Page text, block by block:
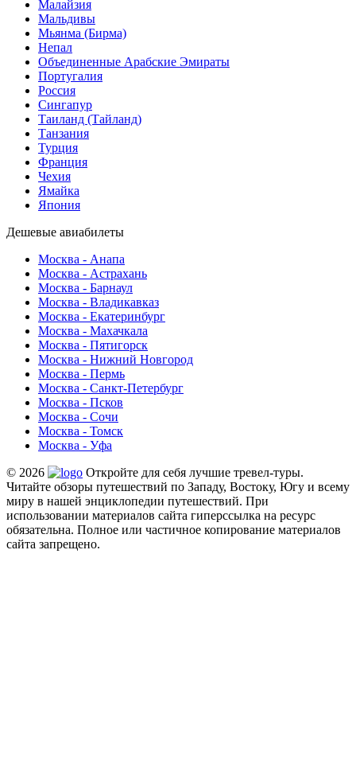
Малайзия
Мальдивы
Мьянма (Бирма)
Непал
Объединенные Арабские Эмираты
Португалия
Россия
Сингапур
Таиланд (Тайланд)
Танзания
Турция
Франция
Чехия
Ямайка
Япония
Дешевые авиабилеты
Москва - Анапа
Москва - Астрахань
Москва - Барнаул
Москва - Владикавказ
Москва - Екатеринбург
Москва - Махачкала
Москва - Пятигорск
Москва - Нижний Новгород
Москва - Пермь
Москва - Санкт-Петербург
Москва - Псков
Москва - Сочи
Москва - Томск
Москва - Уфа
© 2026
Откройте для себя лучшие тревел-туры.
Читайте обзоры путешествий по Западу, Востоку, Югу и всему
миру в нашей энциклопедии путешествий. При
использовании материалов сайта гиперссылка на ресурс
обязательна. Полное или частичное копирование материалов
сайта запрещено.